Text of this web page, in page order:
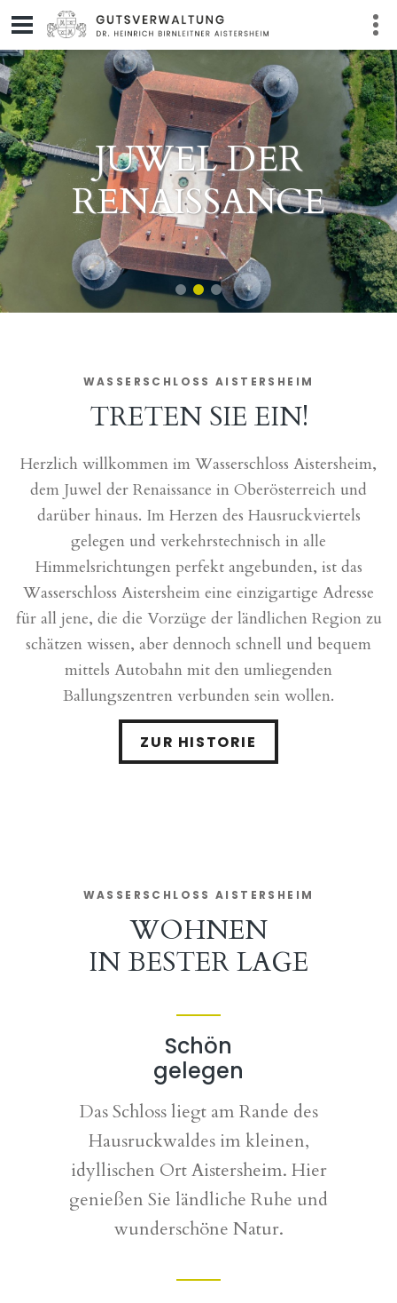
JUWEL DER
RENAISSANCE
WASSERSCHLOSS AISTERSHEIM
TRETEN SIE EIN!
Herzlich willkommen im Wasserschloss Aistersheim,
dem Juwel der Renaissance in Oberösterreich und
darüber hinaus. Im Herzen des Hausruckviertels
gelegen und verkehrstechnisch in alle
Himmelsrichtungen perfekt angebunden, ist das
Wasserschloss Aistersheim eine einzigartige Adresse
für all jene, die die Vorzüge der ländlichen Region zu
schätzen wissen, aber dennoch schnell und bequem
mittels Autobahn mit den umliegenden
Ballungszentren verbunden sein wollen.
ZUR HISTORIE
WASSERSCHLOSS AISTERSHEIM
WOHNEN
IN BESTER LAGE
Schön
gelegen
Das Schloss liegt am Rande des
Hausruckwaldes im kleinen,
idyllischen Ort Aistersheim. Hier
genießen Sie ländliche Ruhe und
wunderschöne Natur.